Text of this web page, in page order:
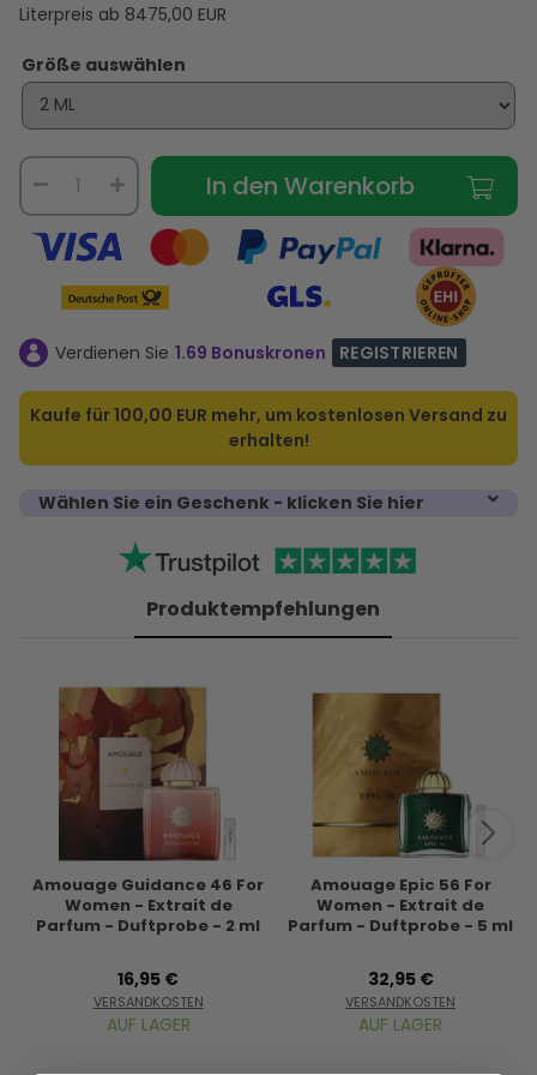
Literpreis ab 8475,00 EUR
Größe auswählen
In den Warenkorb
Verdienen Sie 1.69 Bonuskronen REGISTRIEREN
Kaufe für100,00 EUR mehr, um kostenlosen Versand zu
erhalten!
Wählen Sie ein Geschenk - klicken Sie hier
Produktempfehlungen
Amouage Guidance 46 For
Women - Extrait de
Parfum - Duftprobe - 2 ml
16,95 €
VERSANDKOSTEN
AUF LAGER
Amouage Epic 56 For
Women - Extrait de
Parfum - Duftprobe - 5 ml
32,95 €
VERSANDKOSTEN
AUF LAGER